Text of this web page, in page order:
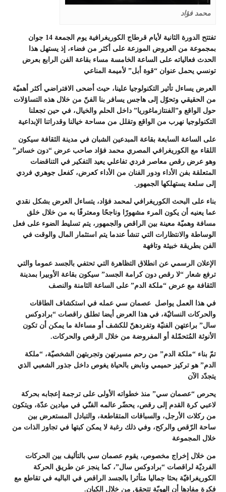
محمد فؤاد
تفتتح الدورة الثانية لأيام قرطاج الكوريغرافية يوم الجمعة 14 جوان
بمجموعة من العروض الموزعة على أكثر من فضاء، إذ يستهل هذا
الحدث فعالياته على الساعة الخامسة مساء بقاعة الفن الرابع بعرض
تونسي يحمل عنوان “قوة أبل” لأميمة المناعي
العرض يساءل تأثير التكنولوجيا علينا، حيث أضحى الافتراضي أكثر أهميّة
من الحقيقي وتحوّل إلى هاجس يسافر بنا الفنّ من خلال هذه التساؤلات
حول الواقع و”الفنتازماغوريا” داخل الحلم والخيال، في حين تجعلنا
التكنولوجيا نهرب من الواقع وتقلل من مساحة خيالنا وقدراتنا الإبداعية
على الساعة السابعة بقاعة المبدعين الشبان في مدينة الثقافة سيكون
اللقاء مع الكوريغرافي المصري محمد فؤاد صاحب عرض “دون خسائر”
وهو عرض رقص معاصر فردي تفاعلي يعيد التفكير في التناقضات
المتعلقة بفن الأداء ودور الفنان من الأداء كعرض، كفعل جوهري فردي
إلى سلعة يستهلكها الجمهور.
بناء على البحث الكوريغرافي لمحمد فؤاد، يتساءل العرض بشكل نقدي
عما يعنيه أن يكون المرء مشهورًا وناجحًا ومعترفًا به من خلال خلق
مسافة وهميّة معينة بين الراقص والجمهور، يتم تسليط الضوء على فعل
الوساطة والانتظارات التي تنشأ عندما يتم استثمار المال والوقت في
الفن بطريقة خبيثة وتافهة
الإعلان الرسمي عن انطلاق التظاهرة التي تحتفي بالجسد عموما والتي
ترفع شعار “لا رقص دون كرامة الجسد” سيكون بقاعة الأوبيرا بمدينة
الثقافة مع عرض “ملكة الدم” على الساعة الثامنة والنصف
في هذا العمل يواصل عصمان سي عمله في استكشاف الطاقات
والحركات النسائيّة، في هذا العرض أيضا تطلق راقصات “برادوكس
سال” براعتهن الفنيّة وتفردهنّ للكشف أو مساءلة ما يمكن أن تكون
الأنوثة المُتحمّلة أو المفروضة من خلال الرقص والحركات.
تمّ بناء “ملكة الدم” من رحم مسيرتهن وتجربتهن الشخصيّة، “ملكة
الدم” هو تركيز حميمي ونابض بالحياة يغوص داخل جذور الشعبي الذي
يتجدّد الآن
يحرص “عصمان سي” منذ خطواته الأولى على ترجمة إعجابه بحركة
لاعبي كرة القدم إلى رقص، يحضّر عالمه الفنّي في ميادين عدّة، ويتكون
من ركلات الأرجل، والسباقات المتقاطعة، والتبادل المستعرض بين
ساحة الرّقص والركح، وفي ذلك رغبة لا يمكن كبتها في تجاوز الذات من
خلال المجموعة
من خلال إخراج مخصوص، يقوم عصمان سي بالتأليف بين الحركات
الفرديّة لراقصات “برادوكس سال”، كما ينجز عن طريق الحركة
الكوريغرافيّة بحثا جماليا متأثرا بالجسد الراقص في الباليه في تقاطع مع
فكرة مفادها أن الهويّة تتحقق من خلال الكيان.